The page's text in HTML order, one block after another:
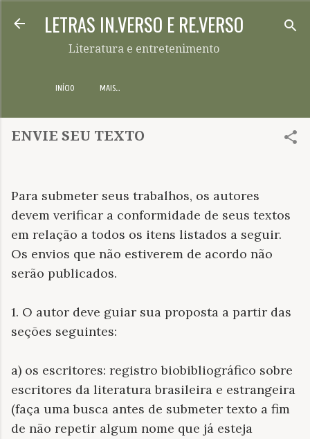
Pular para o conteúdo principal
LETRAS IN.VERSO E RE.VERSO
Literatura e entretenimento
INÍCIO MAIS…
ENVIE SEU TEXTO
Para submeter seus trabalhos, os autores
devem verificar a conformidade de seus textos
em relação a todos os itens listados a seguir.
Os envios que não estiverem de acordo não
serão publicados.
1. O autor deve guiar sua proposta a partir das
seções seguintes:
a) os escritores: registro biobibliográfico sobre
escritores da literatura brasileira e estrangeira
(faça uma busca antes de submeter texto a fim
de não repetir algum nome que já esteja